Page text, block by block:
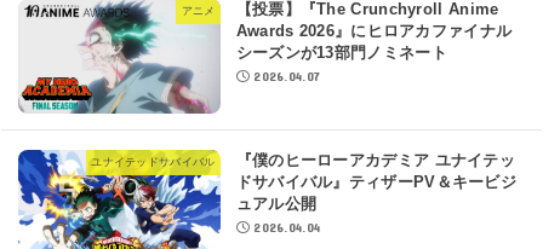
アニメ
【投票】『The Crunchyroll Anime
Awards 2026』にヒロアカファイナル
シーズンが13部門ノミネート
2026.04.07
ユナイテッドサバイバル
『僕のヒーローアカデミア ユナイテッ
ドサバイバル』ティザーPV＆キービジ
ュアル公開
2026.04.04